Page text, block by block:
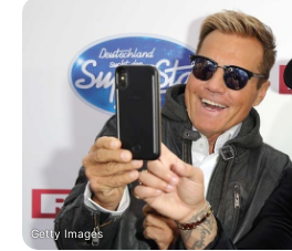
Getty Images